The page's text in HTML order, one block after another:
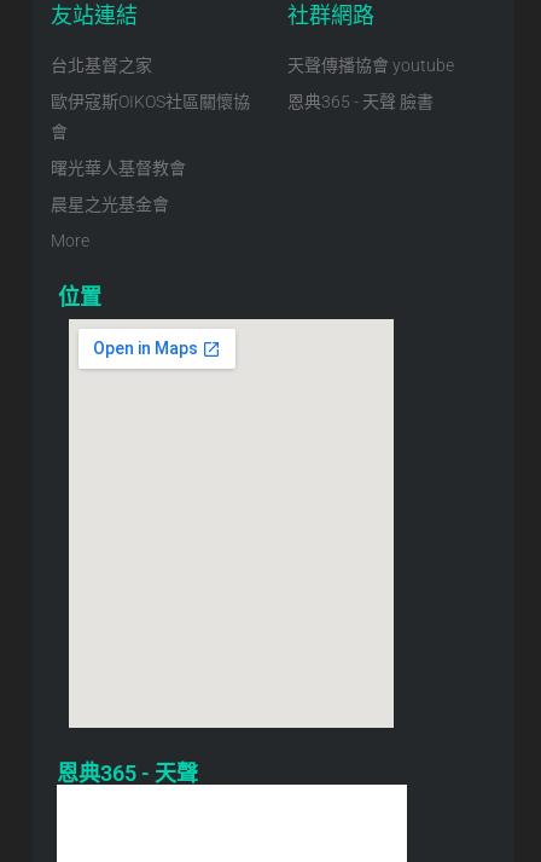
友站連結
台北基督之家
歐伊寇斯OIKOS社區關懷協
會
曙光華人基督教會
晨星之光基金會
More
社群網路
天聲傳播協會 youtube
恩典365 - 天聲 臉書
位置
恩典365 - 天聲